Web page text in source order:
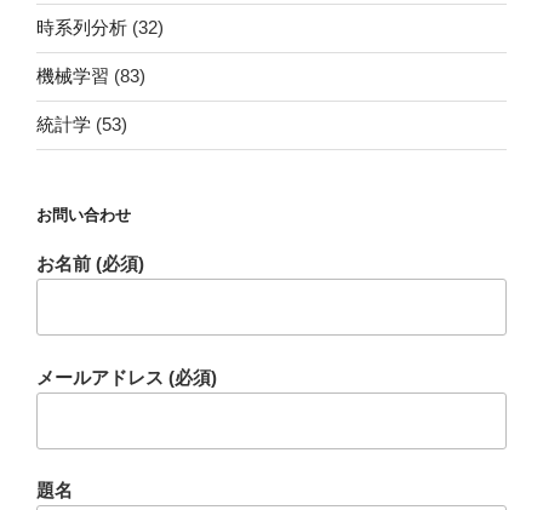
時系列分析 (32)
機械学習 (83)
統計学 (53)
お問い合わせ
お名前 (必須)
メールアドレス (必須)
題名